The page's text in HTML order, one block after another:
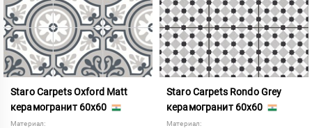
Staro Carpets Oxford Matt
керамогранит 60x60
Материал:
Staro Carpets Rondo Grey
керамогранит 60x60
Материал: